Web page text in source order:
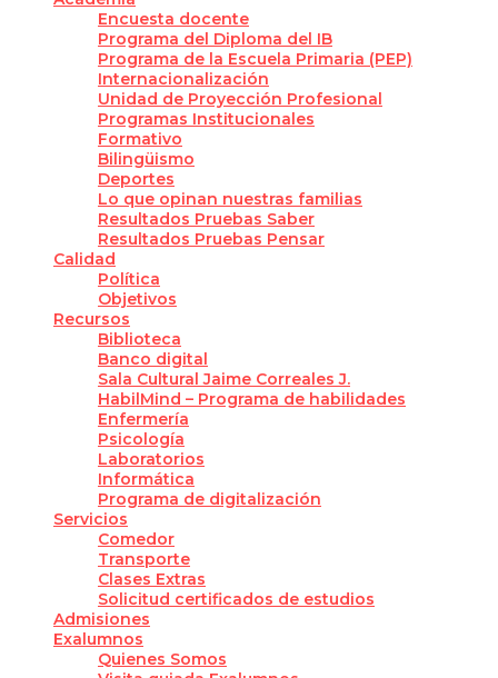
Encuesta docente
Programa del Diploma del IB
Programa de la Escuela Primaria (PEP)
Internacionalización
Unidad de Proyección Profesional
Programas Institucionales
Formativo
Bilingüismo
Deportes
Lo que opinan nuestras familias
Resultados Pruebas Saber
Resultados Pruebas Pensar
Calidad
Política
Objetivos
Recursos
Biblioteca
Banco digital
Sala Cultural Jaime Correales J.
HabilMind – Programa de habilidades
Enfermería
Psicología
Laboratorios
Informática
Programa de digitalización
Servicios
Comedor
Transporte
Clases Extras
Solicitud certificados de estudios
Admisiones
Exalumnos
Quienes Somos